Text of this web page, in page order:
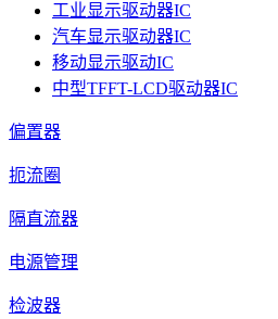
工业显示驱动器IC
汽车显示驱动器IC
移动显示驱动IC
中型TFFT-LCD驱动器IC
偏置器
扼流圈
隔直流器
电源管理
检波器